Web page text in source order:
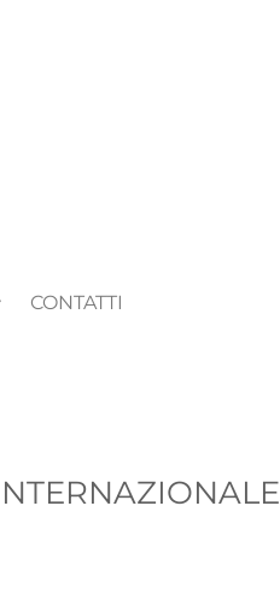
CONTATTI